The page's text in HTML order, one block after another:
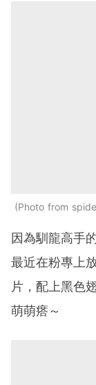
Photo from
因為馴龍高手
最近在粉專上
片，配上黑色
萌萌瘩～